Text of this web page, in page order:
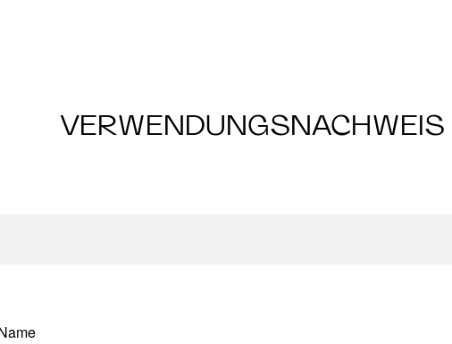
VERWENDUNGSNACHWEIS